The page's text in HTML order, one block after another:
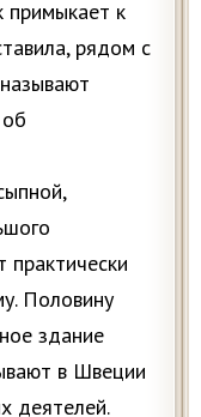
к
рядом с
практически
Половину
здание
в Швеции
деятелей.